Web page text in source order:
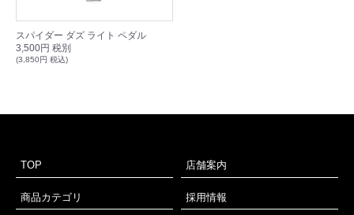
スパイダー ダズ ライト ペダル
3,500円 税別
(3,850円 税込)
TOP 店舗案内
商品カテゴリ 採用情報